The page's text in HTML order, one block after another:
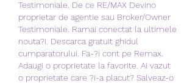
Testimoniale. De ce RE/MAX Devino
proprietar de agentie sau Broker/Owner
Testimoniale. Ramai conectat la ultimele
nouta?i. Descarca gratuit ghidul
cumparatorului. Fa-?i cont pe Remax.
Adaugi o proprietate la favorite. Ai vazut
o proprietate care ?i-a placut? Salveaz-o